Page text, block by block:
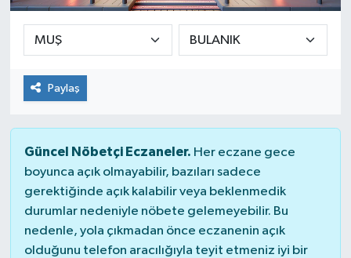
Paylaş
Güncel Nöbetçi Eczaneler. Her eczane gece
boyunca açık olmayabilir, bazıları sadece
gerektiğinde açık kalabilir veya beklenmedik
durumlar nedeniyle nöbete gelemeyebilir. Bu
nedenle, yola çıkmadan önce eczanenin açık
olduğunu telefon aracılığıyla teyit etmeniz iyi bir